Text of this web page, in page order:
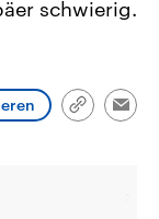
schwierig.
Link